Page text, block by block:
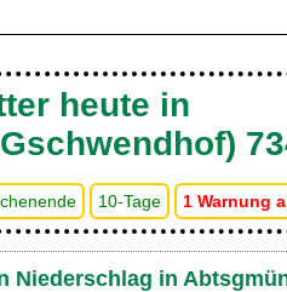
heute in
10-Tage 1 Warnung
Niederschlag in